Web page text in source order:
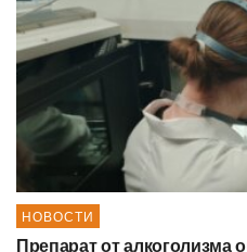
НОВОСТИ
Препарат от алкоголизма